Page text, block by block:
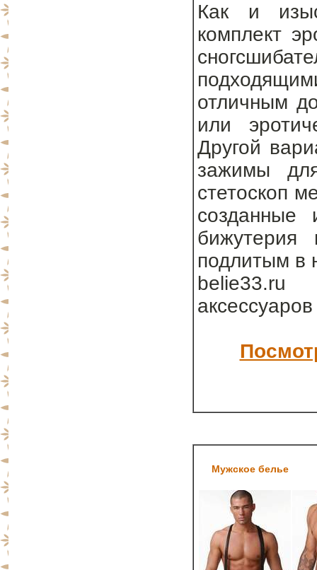
Как и
комплект
отличным
или
Другой
зажимы
стетоскоп
созданные
подлитым в
belie33.ru
аксессуаров
Мужское белье